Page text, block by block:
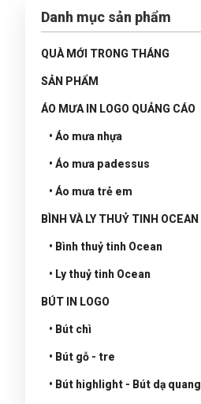
Danh mục sản phẩm
QUÀ MỚI TRONG THÁNG
SẢN PHẨM
ÁO MƯA IN LOGO QUẢNG CÁO
• Áo mưa nhựa
• Áo mưa padessus
• Áo mưa trẻ em
BÌNH VÀ LY THUỶ TINH OCEAN
• Bình thuỷ tinh Ocean
• Ly thuỷ tinh Ocean
BÚT IN LOGO
• Bút chì
• Bút gỗ - tre
• Bút highlight - Bút dạ quang